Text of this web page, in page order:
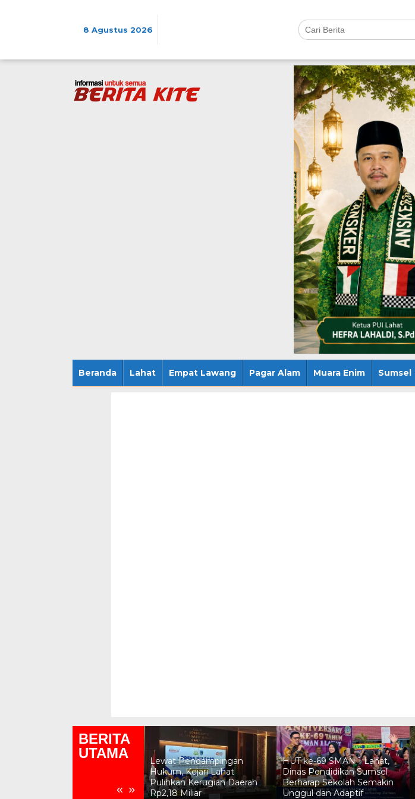
8 Agustus 2026
Beranda Lahat Empat Lawang Pagar Alam Muara Enim Sumsel
BERITA
UTAMA
« »
Lewat Pendampingan
Hukum, Kejari Lahat
Pulihkan Kerugian Daerah
Rp2,18 Miliar
HUT ke-69 SMAN 1 Lahat,
Dinas Pendidikan Sumsel
Berharap Sekolah Semakin
Unggul dan Adaptif